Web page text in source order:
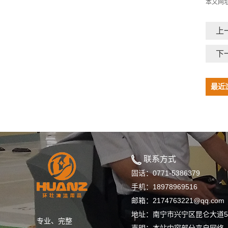
本文网
下
最近
专业、完整
联系方式
固话：0771-5386379
手机：18978969516
邮箱：2174763221@qq.com
地址：南宁市兴宁区昆仑大道